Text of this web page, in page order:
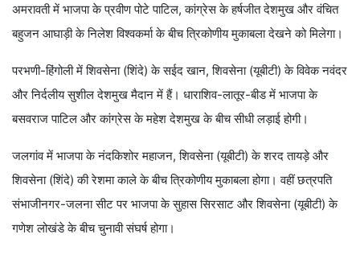
अमरावती में भाजपा के प्रवीण पोटे पाटिल, कांग्रेस के हर्षजीत देशमुख और वंचित
बहुजन आघाड़ी के निलेश विश्वकर्मा के बीच त्रिकोणीय मुकाबला देखने को मिलेगा।
परभणी-हिंगोली में शिवसेना (शिंदे) के सईद खान, शिवसेना (यूबीटी) के विवेक नवंदर
और निर्दलीय सुशील देशमुख मैदान में हैं। धाराशिव-लातूर-बीड में भाजपा के
बसवराज पाटिल और कांग्रेस के महेश देशमुख के बीच सीधी लड़ाई होगी।
जलगांव में भाजपा के नंदकिशोर महाजन, शिवसेना (यूबीटी) के शरद तायड़े और
शिवसेना (शिंदे) की रेशमा काले के बीच त्रिकोणीय मुकाबला होगा। वहीं छत्रपति
संभाजीनगर-जलना सीट पर भाजपा के सुहास सिरसाट और शिवसेना (यूबीटी) के
गणेश लोखंडे के बीच चुनावी संघर्ष होगा।